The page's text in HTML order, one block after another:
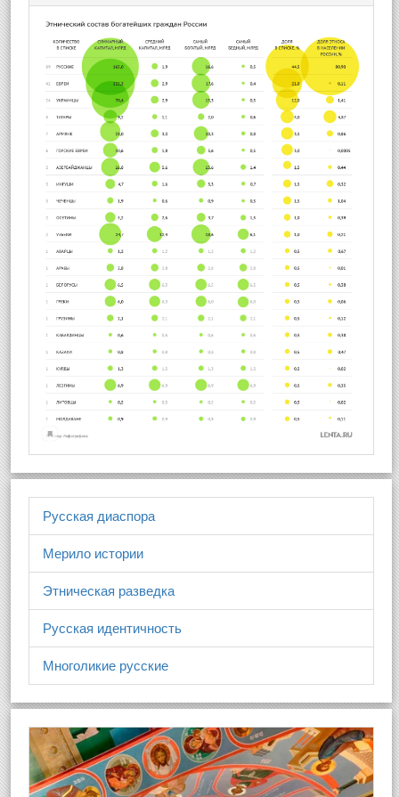
Русская диаспора
Мерило истории
Этническая разведка
Русская идентичность
Многоликие русские